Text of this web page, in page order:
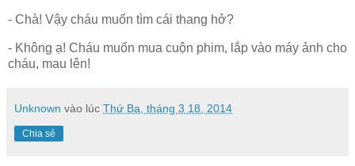
- Chà! Vậy cháu muốn tìm cái thang hở?
- Không ạ! Cháu muốn mua cuộn phim, lắp vào máy ảnh cho
cháu, mau lên!
Unknown vào lúc Thứ Ba, tháng 3 18, 2014
Chia sẻ